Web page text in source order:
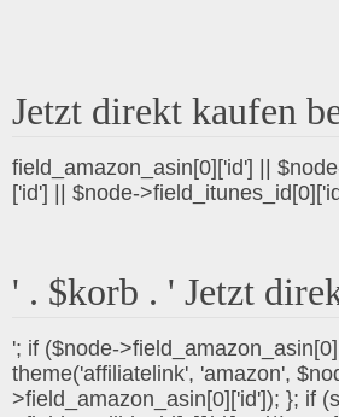
Jetzt direkt kaufen
field_amazon_asin[0]['id'] ||
['id'] || $node-
' . $korb . ' Jetzt
'; if ($node-
theme('affiliatelink', 'amazon',
>field_amazon_asin[0]['id']); }; if